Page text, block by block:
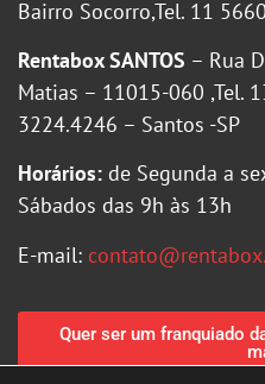
Bairro Socorro,Tel. 11
Rentabox SANTOS – Rua
Matias – 11015-060 ,Tel.
3224.4246 – Santos -SP
Horários: de Segunda a
Sábados das 9h às 13h
E-mail:
Quer ser um franquiado